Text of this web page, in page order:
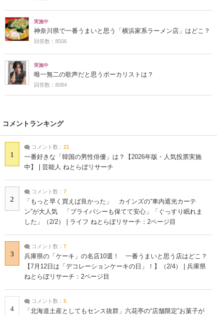
実施中
神奈川県で一番うまいと思う「横浜家系ラーメン店」はどこ？
回答数：8506
実施中
唯一無二の歌声だと思うボーカリストは？
回答数：8084
コメントランキング
1
コメント数： 21
一番好きな「韓国の男性俳優」は？【2026年版・人気投票実施
中】 | 芸能人 ねとらぼリサーチ
2
コメント数： 7
「もっと早く買えば良かった」 カインズの“車内遮光カーテ
ン”が大人気 「プライバシーも保てて安心」「ぐっすり眠れま
した」（2/2） | ライフ ねとらぼリサーチ：2ページ目
3
コメント数： 7
兵庫県の「ケーキ」の名店10選！ 一番うまいと思う店はどこ？
【7月12日は「デコレーションケーキの日」！】（2/4） | 兵庫県
ねとらぼリサーチ：2ページ目
4
コメント数： 5
「北海道土産としてもセンス抜群」六花亭の“店舗限定”お菓子が